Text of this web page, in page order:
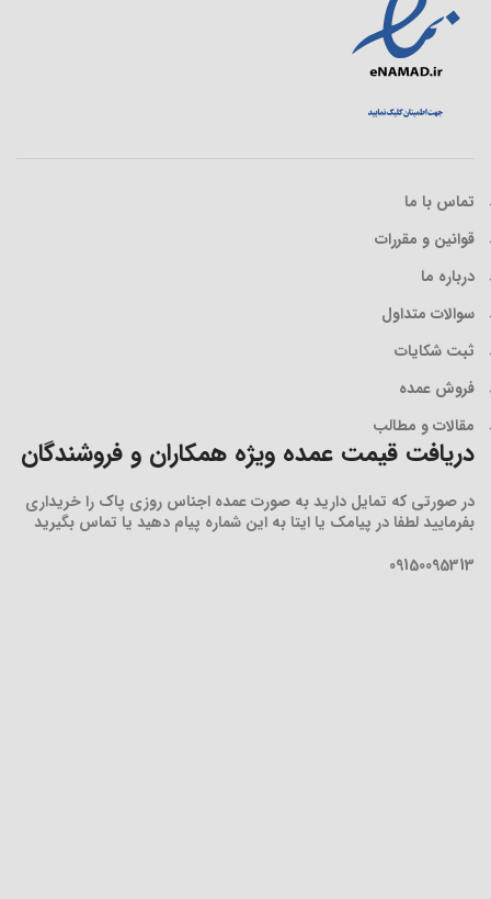
تماس با ما
قوانین و مقررات
درباره ما
سوالات متداول
ثبت شکایات
فروش عمده
مقالات و مطالب
دریافت قیمت عمده ویژه همکاران و فروشندگان
در صورتی که تمایل دارید به صورت عمده اجناس روزی پاک را خریداری
بفرمایید لطفا در پیامک یا ایتا به این شماره پیام دهید یا تماس بگیرید
09150095313